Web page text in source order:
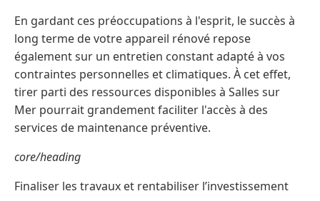
En gardant ces préoccupations à l'esprit, le succès à
long terme de votre appareil rénové repose
également sur un entretien constant adapté à vos
contraintes personnelles et climatiques. À cet effet,
tirer parti des ressources disponibles à Salles sur
Mer pourrait grandement faciliter l'accès à des
services de maintenance préventive.
core/heading
Finaliser les travaux et rentabiliser l’investissement